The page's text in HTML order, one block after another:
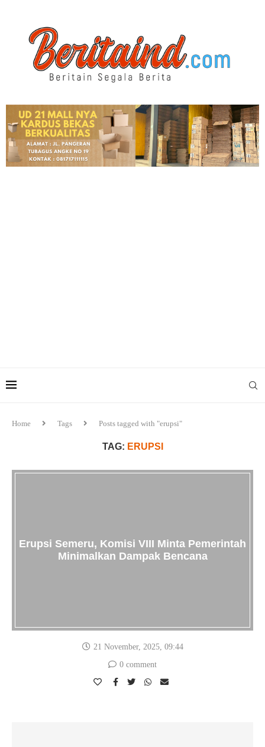
Home Tags Posts tagged with "erupsi"
TAG: ERUPSI
Erupsi Semeru, Komisi VIII Minta Pemerintah
Minimalkan Dampak Bencana
21 November, 2025, 09:44
0 comment